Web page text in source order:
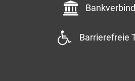
Barrierefreie